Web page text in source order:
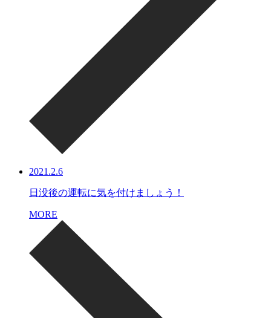
2021.2.6
日没後の運転に気を付けましょう！
MORE